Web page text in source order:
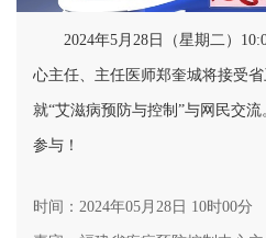
2024年5月28日（星期二）
心主任、主任医师郑奎城将接受
就“艾滋病预防与控制”与网民交
参与！
时间：2024年05月28日 10时00分